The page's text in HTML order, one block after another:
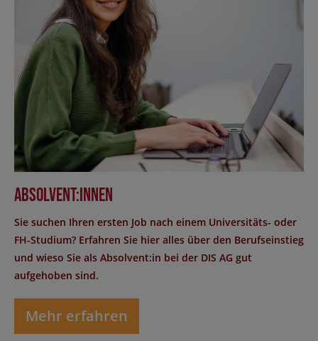
Absolvent:innen
Sie suchen Ihren ersten Job nach einem Universitäts- oder
FH-Studium? Erfahren Sie hier alles über den Berufseinstieg
und wieso Sie als Absolvent:in bei der DIS AG gut
aufgehoben sind.
Mehr erfahren